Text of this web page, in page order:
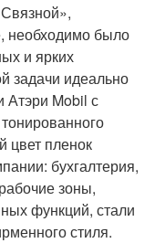
необходимо было
и ярких
задачи идеально
Атэри Mobil с
цвет пленок
бухгалтерия,
зоны,
функций, стали
стиля.